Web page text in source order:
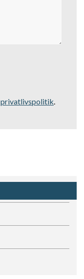
privatlivspolitik